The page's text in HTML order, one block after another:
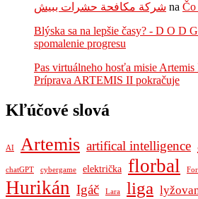
شركة مكافحة حشرات ببيش na Čo
Blýska sa na lepšie časy? - D O D
spomalenie progresu
Pas virtuálneho hosťa misie
Príprava ARTEMIS II pokračuje
Kľúčové slová
AI Artemis artifical intelligence
chatGPT cybergame električka florbal
Hurikán Igáč Lara liga